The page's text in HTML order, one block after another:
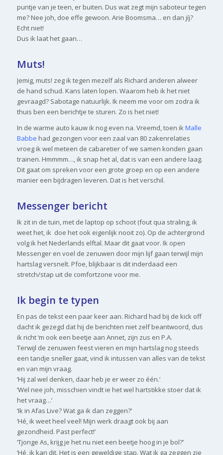
puntje van je teen, er buiten. Dus wat zegt mijn saboteur tegen
me? Nee joh, doe effe gewoon. Arie Boomsma… en dan jíj?
Echt niet!
Dus ik laat het gaan…
Muts!
Jemig, muts! zeg ik tegen mezelf als Richard anderen alweer
de hand schud. Kans laten lopen. Waarom heb ik het niet
gevraagd? Sabotage natuurlijk. Ik neem me voor om zodra ik
thuis ben een berichtje te sturen. Zo is het niet!
In de warme auto kauw ik nog even na. Vreemd, toen ikMalle
Babbe had gezongen voor een zaal van 80 zakenrelaties
vroeg ik wel meteen de cabaretier of we samen konden gaan
trainen. Hmmmm…, ik snap het al, dat is van een andere laag.
Dit gaat om spreken voor een grote groep en op een andere
manier een bijdragen leveren. Dat is het verschil.
Messenger bericht
Ik zit in de tuin, met de laptop op schoot (fout qua straling, ik
weet het, ik doe het ook eigenlijk nooit zo). Op de achtergrond
volg ik het Nederlands elftal. Maar dit gaat voor. Ik open
Messenger en voel de zenuwen door mijn lijf gaan terwijl mijn
hartslag versnelt. Pfoe, blijkbaar is dit inderdaad een
stretch/stap uit de comfortzone voor me.
Ik begin te typen
En pas de tekst een paar keer aan. Richard had bij de kick off
dacht ik gezegd dat hij de berichten niet zelf beantwoord, dus
ik richt ‘m ook een beetje aan Annet, zijn zus en P.A.
Terwijl de zenuwen feest vieren en mijn hartslag nog steeds
een tandje sneller gaat, vind ik intussen van alles van de tekst
en van mijn vraag.
‘Hij zal wel denken, daar heb je er weer zo één.’
‘Wel nee joh, misschien vindt ie het wel hartstikke stoer dat ik
het vraag…’
‘Ik in Afas Live? Wat ga ik dan zeggen?’
‘Hé, ik weet heel veel! Mijn werk draagt ook bij aan
gezondheid. Past perfect!’
‘Tjonge As, krijg je het nu niet een beetje hoog in je bol?’
‘Hé, ik kan dit. Het is een geweldige stap. Wat ik ga zeggen zie